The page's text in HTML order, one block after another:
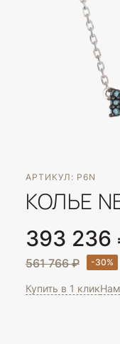
АРТИКУЛ: P6N
КОЛЬЕ
393 236
561 766 ₽
Купить в 1 клик